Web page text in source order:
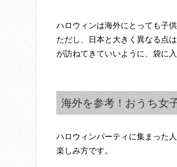
ハロウィンは海外にとっても子
ただし、日本と大きく異なる点
が訪ねてきていいように、袋に
海外を参考！おうち女
ハロウィンパーティに集まった
楽しみ方です。